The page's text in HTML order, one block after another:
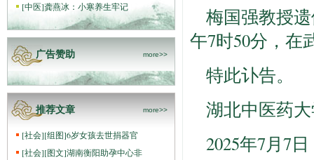
[中医]​龚燕冰：小寒养生牢记
广告赞助 more>>
推荐文章 more>>
[社会][组图]6岁女孩去世捐器官
[社会][图文]湖南衡阳助孕中心非
梅国强教授
午7时50分，在
特此讣告。
湖北中医药
2025年7月7日